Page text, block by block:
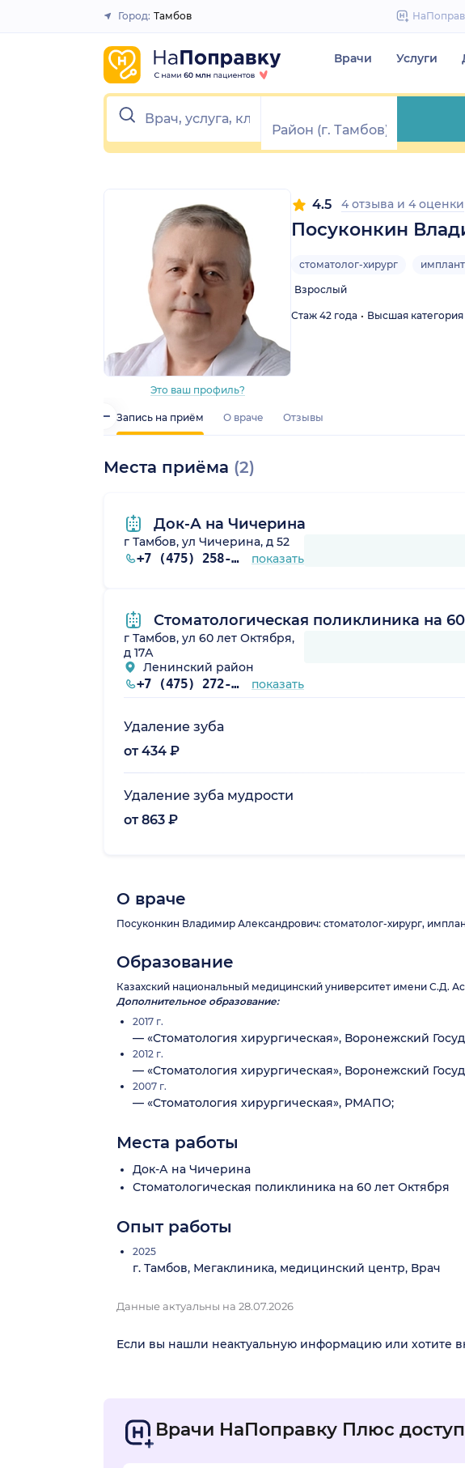
Закрыть
Город: Тамбов
Врачи Услуги
Это ваш профиль?
Посуконкин
4.5 4 отзыва и 4 оценки
стоматолог-хирург
Взрослый
Стаж 42 года Высшая категория
Запись на приём О враче Отзывы
Места приёма (2)
Док-А на Чичерина
г Тамбов, ул Чичерина, д 52
+7 (475) 258-27-04 показать
Стоматологическая поликлиника на
г Тамбов, ул 60 лет Октября,
д 17А
Ленинский район
+7 (475) 272-96-09 показать
Удаление зуба
от 434 ₽
Удаление зуба мудрости
от 863 ₽
О враче
Посуконкин Владимир Александрович: стоматолог-хирург,
Образование
Казахский национальный медицинский университет имени С.Д.
Дополнительное образование:
2017 г.
— «Стоматология хирургическая», Воронежский
2012 г.
— «Стоматология хирургическая», Воронежский
2007 г.
— «Стоматология хирургическая», РМАПО;
Места работы
Док-А на Чичерина
Стоматологическая поликлиника на 60 лет Октября
Опыт работы
2025
г. Тамбов, Мегаклиника, медицинский центр, Врач
Данные актуальны на 28.07.2026
Если вы нашли неактуальную информацию или хотите
Врачи НаПоправку Плюс